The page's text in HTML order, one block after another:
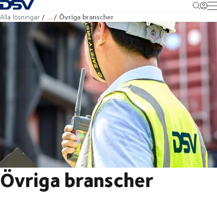
Tillbaka till hemsidan
Alla lösningar … Övriga branscher
Övriga branscher